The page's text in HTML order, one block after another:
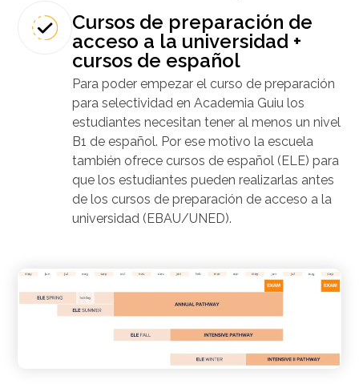
Cursos de preparación de
acceso a la universidad +
cursos de español
Para poder empezar el curso de preparación
para selectividad en Academia Guiu los
estudiantes necesitan tener al menos un nivel
B1 de español. Por ese motivo la escuela
también ofrece cursos de español (ELE) para
que los estudiantes pueden realizarlas antes
de los cursos de preparación de acceso a la
universidad (EBAU/UNED).